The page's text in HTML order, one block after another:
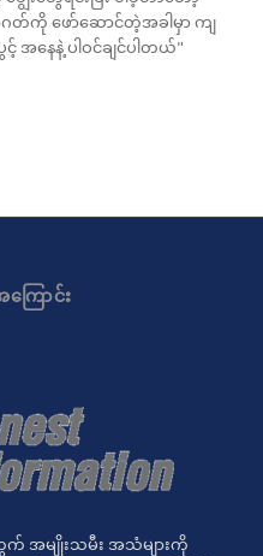
တ်ကို ဖော်ဆောင်တဲ့အခါမှာ ကျ
ေနဲ့ ပါဝင်ချင်ပါတယ်"
ကြောင်း
အမျိုးသမီး အသံများကို